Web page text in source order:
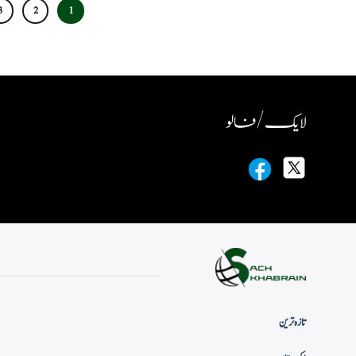
1
2
لایک / فالو
تازہ ترین